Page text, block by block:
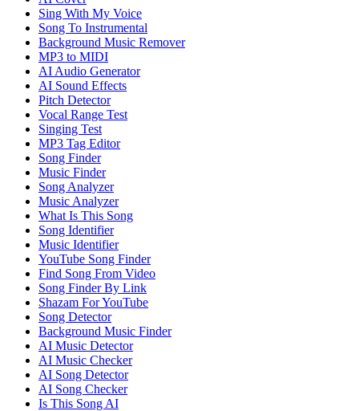
Sing With My Voice
Song To Instrumental
Background Music Remover
MP3 to MIDI
AI Audio Generator
AI Sound Effects
Pitch Detector
Vocal Range Test
Singing Test
MP3 Tag Editor
Song Finder
Music Finder
Song Analyzer
Music Analyzer
What Is This Song
Song Identifier
Music Identifier
YouTube Song Finder
Find Song From Video
Song Finder By Link
Shazam For YouTube
Song Detector
Background Music Finder
AI Music Detector
AI Music Checker
AI Song Detector
AI Song Checker
Is This Song AI